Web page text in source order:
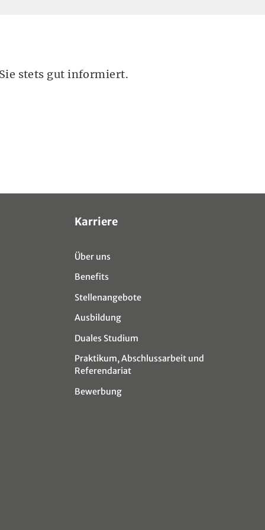
stets gut informiert.
Karriere
Über uns
Benefits
Stellenangebote
Ausbildung
Duales Studium
Praktikum, Abschlussarbeit und
Referendariat
Bewerbung